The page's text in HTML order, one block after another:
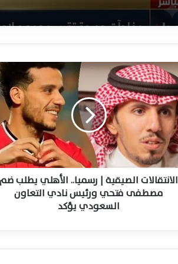
الانتقالات الصيقية | رسميا.. الأهلي يطلب ضم
مصطفى فتحي ورئيس نادي التعاون
السعودي يؤكد